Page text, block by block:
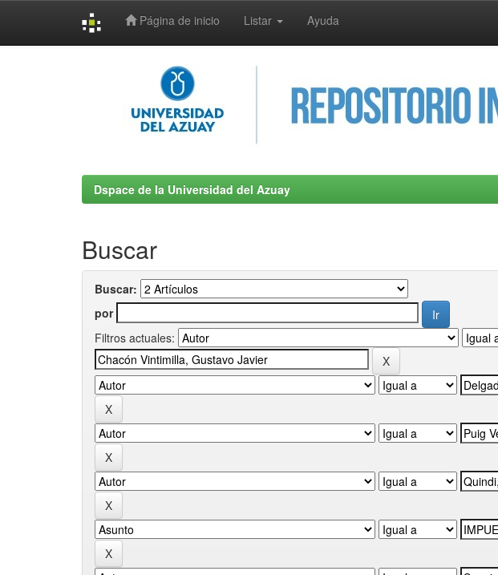
Página de inicio Listar Ayuda
Dspace de la Universidad del Azuay
Buscar
Buscar:
por
Filtros actuales: